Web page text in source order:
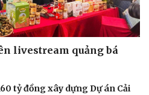
livestream quảng bá
tỷ đồng xây dựng Dự án Cải